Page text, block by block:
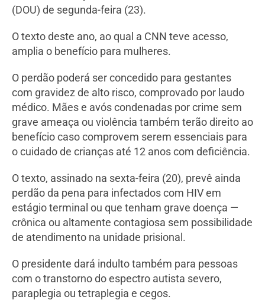
(DOU) de segunda-feira (23).
O texto deste ano, ao qual a CNN teve acesso,
amplia o benefício para mulheres.
O perdão poderá ser concedido para gestantes
com gravidez de alto risco, comprovado por laudo
médico. Mães e avós condenadas por crime sem
grave ameaça ou violência também terão direito ao
benefício caso comprovem serem essenciais para
o cuidado de crianças até 12 anos com deficiência.
O texto, assinado na sexta-feira (20), prevê ainda
perdão da pena para infectados com HIV em
estágio terminal ou que tenham grave doença —
crônica ou altamente contagiosa sem possibilidade
de atendimento na unidade prisional.
O presidente dará indulto também para pessoas
com o transtorno do espectro autista severo,
paraplegia ou tetraplegia e cegos.